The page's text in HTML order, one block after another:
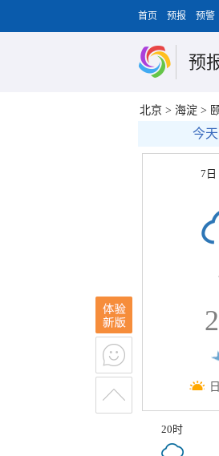
首页 预报 预警
预
北京 > 海淀 >
今天
7日
20时